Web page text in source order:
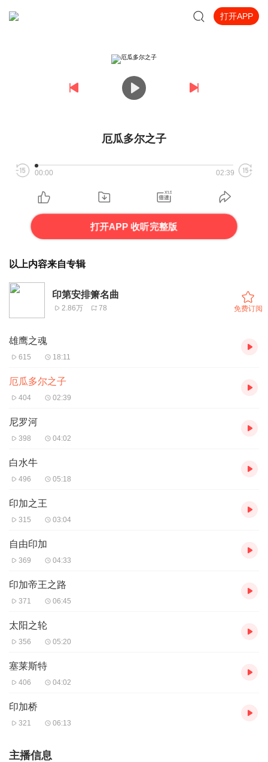
打开APP
厄瓜多尔之子
00:00 02:39
打开APP 收听完整版
以上内容来自专辑
印第安排箫名曲
2.86万 78 免费订阅
雄鹰之魂
615 18:11
厄瓜多尔之子
404 02:39
尼罗河
398 04:02
白水牛
496 05:18
印加之王
315 03:04
自由印加
369 04:33
印加帝王之路
371 06:45
太阳之轮
356 05:20
塞莱斯特
406 04:02
印加桥
321 06:13
主播信息